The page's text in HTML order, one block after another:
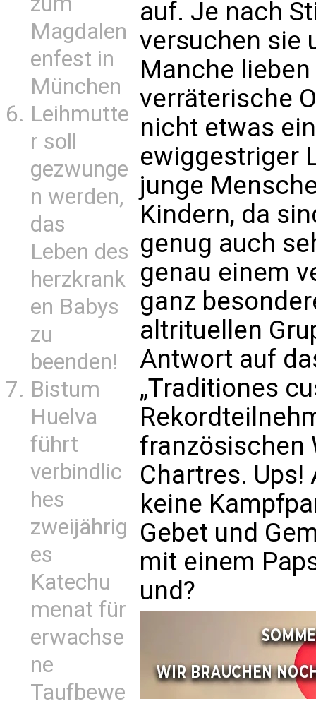
Magdalen
enfest in
München
Leihmutte
r soll
gezwunge
n werden,
das
Leben des
herzkrank
en Babys
zu
beenden!
Bistum
Huelva
führt
verbindlic
hes
zweijährig
es
Katechu
menat für
erwachse
ne
Taufbewe
auf. Je nach
versuchen sie
Manche
verräterische
nicht etwas
ewiggestriger
junge
Kindern, da
genug auch
genau einem
ganz
altrituellen
Antwort auf
„Traditiones
französischen
Chartres. Ups!
keine
Gebet und
mit einem
und?